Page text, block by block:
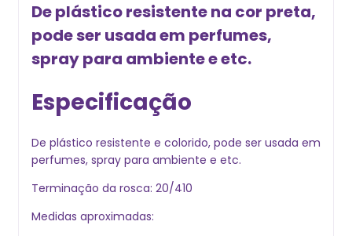
De plástico resistente na cor preta,
pode ser usada em perfumes,
spray para ambiente e etc.
Especificação
De plástico resistente e colorido, pode ser usada em
perfumes, spray para ambiente e etc.
Terminação da rosca: 20/410
Medidas aproximadas: